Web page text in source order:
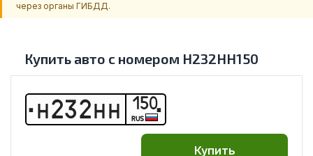
через органы ГИБДД.
Купить авто с номером Н232НН150
Н232Н Н 150
RUS
Купить